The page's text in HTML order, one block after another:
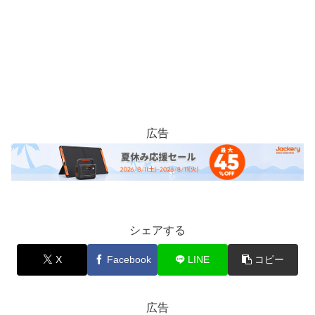
広告
シェアする
X Facebook LINE コピー
広告